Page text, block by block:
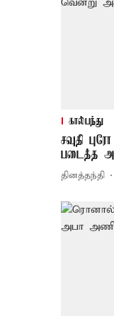
கால்பந்து
சவுதி
படைத்த
தினத்தந்தி